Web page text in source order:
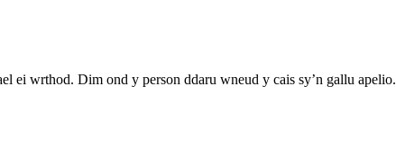
wrthod. Dim ond y person ddaru wneud y cais sy’n gallu apelio.